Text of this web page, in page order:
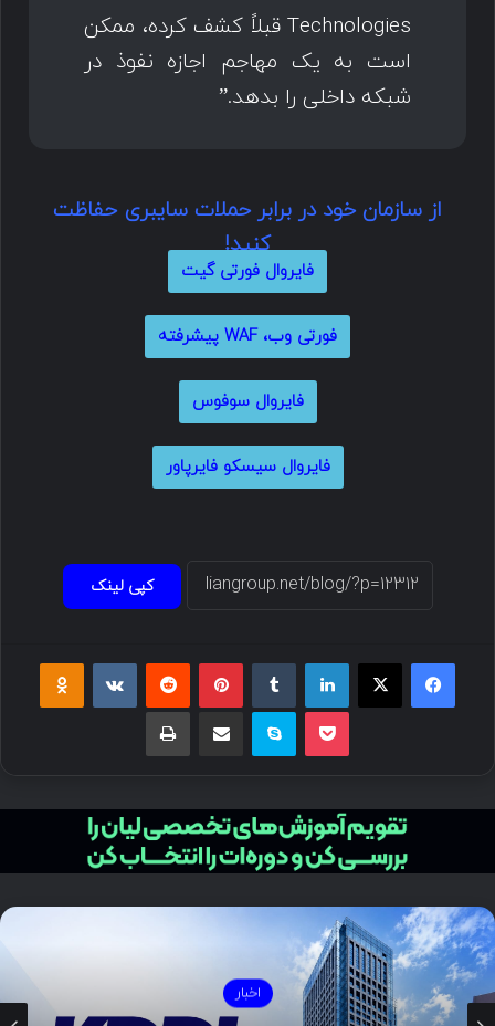
Technologies قبلاً کشف کرده، ممکن
است به یک مهاجم اجازه نفوذ در
شبکه داخلی را بدهد.”
از سازمان خود در برابر حملات سایبری حفاظت
کنید!
فایروال فورتی گیت
فورتی وب، WAF پیشرفته
فایروال سوفوس
فایروال سیسکو فایرپاور
کپی لینک
اخبار